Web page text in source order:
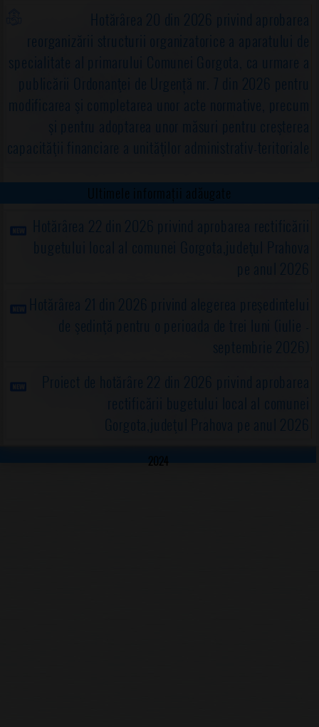
Hotărârea 20 din 2026 privind aprobarea
reorganizării structurii organizatorice a aparatului de
specialitate al primarului Comunei Gorgota, ca urmare a
publicării Ordonanţei de Urgență nr. 7 din 2026 pentru
modificarea şi completarea unor acte normative, precum
şi pentru adoptarea unor măsuri pentru creşterea
capacităţii financiare a unităţilor administrativ-teritoriale
Ultimele informații adăugate
Hotărârea 22 din 2026 privind aprobarea rectificării
bugetului local al comunei Gorgota,judeţul Prahova
pe anul 2026
Hotărârea 21 din 2026 privind alegerea preşedintelui
de şedinţă pentru o perioada de trei luni (iulie -
septembrie 2026)
Proiect de hotărâre 22 din 2026 privind aprobarea
rectificării bugetului local al comunei
Gorgota,judeţul Prahova pe anul 2026
2024